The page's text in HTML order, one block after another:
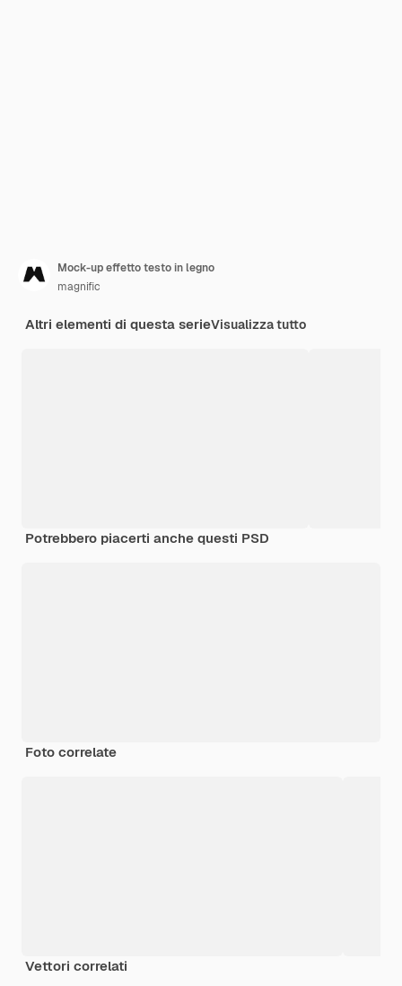
Mock-up effetto testo in legno
magnific
Altri elementi di questa serieVisualizza tutto
Potrebbero piacerti anche questi PSD
Foto correlate
Vettori correlati